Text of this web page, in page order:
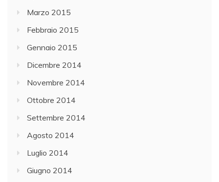
Marzo 2015
Febbraio 2015
Gennaio 2015
Dicembre 2014
Novembre 2014
Ottobre 2014
Settembre 2014
Agosto 2014
Luglio 2014
Giugno 2014